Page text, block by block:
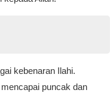
kebenaran Ilahi.
puncak dan